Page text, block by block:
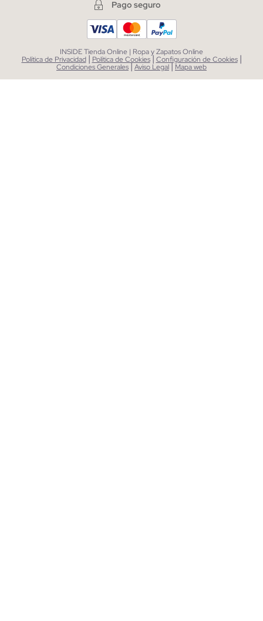
Pago seguro
INSIDE Tienda Online | Ropa y Zapatos Online
Política de Privacidad | Política de Cookies| Configuración de Cookies |
Condiciones Generales|Aviso Legal| Mapa web